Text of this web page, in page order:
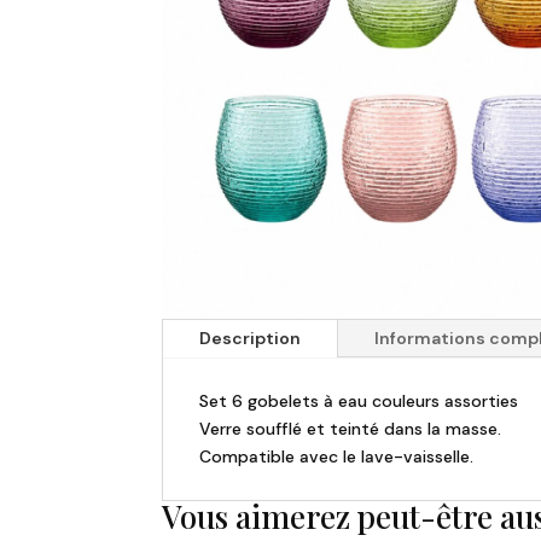
Description Informations
Set 6 gobelets à eau couleurs assorties
Verre soufflé et teinté dans la masse.
Compatible avec le lave-vaisselle.
Vous aimerez peut-être